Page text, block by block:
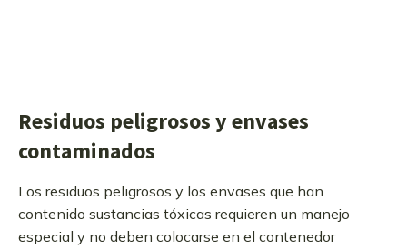
Residuos peligrosos y envases
contaminados
Los residuos peligrosos y los envases que han
contenido sustancias tóxicas requieren un manejo
especial y no deben colocarse en el contenedor